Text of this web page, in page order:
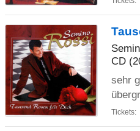
CD
sehr
Tickets: